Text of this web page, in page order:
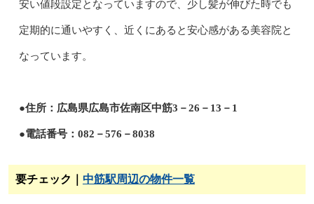
安い値段設定となっていますので、少し髪が伸びた時でも
定期的に通いやすく、近くにあると安心感がある美容院と
なっています。
●住所：広島県広島市佐南区中筋3－26－13－1
●電話番号：082－576－8038
要チェック｜ 中筋駅周辺の物件一覧